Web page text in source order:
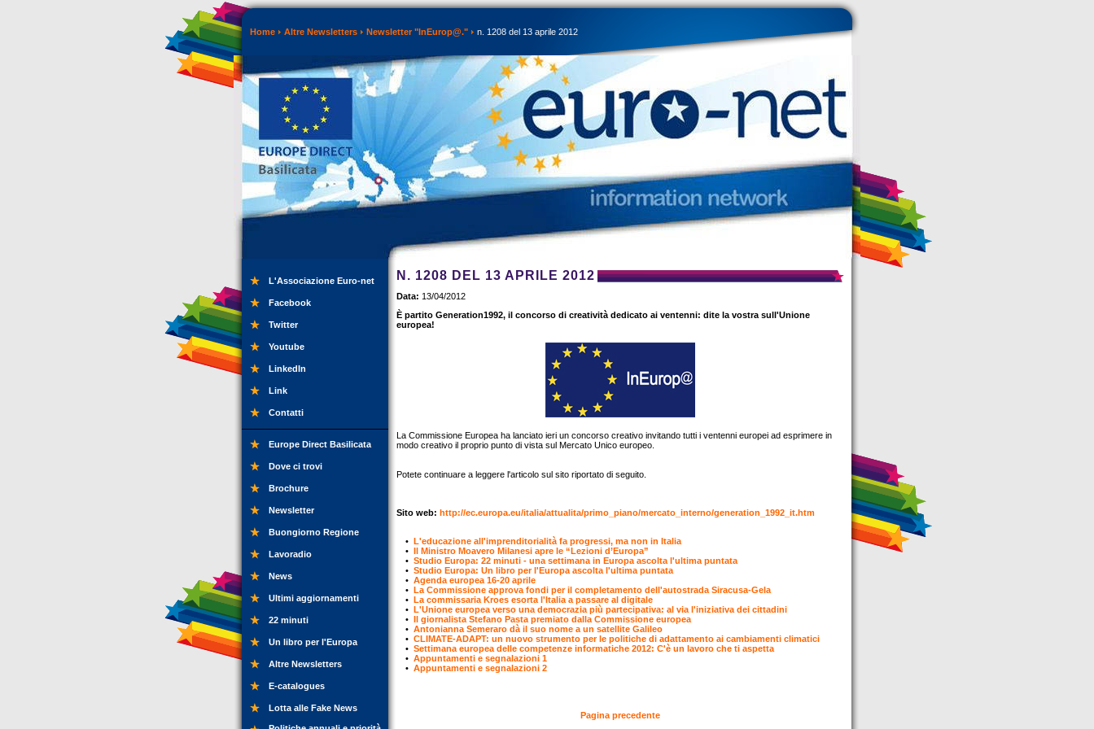
Home Altre Newsletters Newsletter "InEurop@." n. 1208 del 13 aprile 2012
L'Associazione Euro-net
Facebook
Twitter
Youtube
LinkedIn
Link
Contatti
Europe Direct Basilicata
Dove ci trovi
Brochure
Newsletter
Buongiorno Regione
Lavoradio
News
Ultimi aggiornamenti
22 minuti
Un libro per l'Europa
Altre Newsletters
E-catalogues
Lotta alle Fake News
N. 1208 DEL 13 APRILE 2012
Data: 13/04/2012
È partito Generation1992, il concorso di creatività dedicato ai ventenni: dite la vostra sull'Unione
europea!
La Commissione Europea ha lanciato ieri un concorso creativo invitando tutti i ventenni europei ad esprimere in
modo creativo il proprio punto di vista sul Mercato Unico europeo.
Potete continuare a leggere l'articolo sul sito riportato di seguito.
Sito web: http://ec.europa.eu/italia/attualita/primo_piano/mercato_interno/generation_1992_it.htm
• L'educazione all'imprenditorialità fa progressi, ma non in Italia
• Il Ministro Moavero Milanesi apre le “Lezioni d’Europa”
• Studio Europa: 22 minuti - una settimana in Europa ascolta l'ultima puntata
• Studio Europa: Un libro per l'Europa ascolta l'ultima puntata
• Agenda europea 16-20 aprile
• La Commissione approva fondi per il completamento dell'autostrada Siracusa-Gela
• La commissaria Kroes esorta l'Italia a passare al digitale
• L'Unione europea verso una democrazia più partecipativa: al via l'iniziativa dei cittadini
• Il giornalista Stefano Pasta premiato dalla Commissione europea
• Antonianna Semeraro dà il suo nome a un satellite Galileo
• CLIMATE-ADAPT: un nuovo strumento per le politiche di adattamento ai cambiamenti climatici
• Settimana europea delle competenze informatiche 2012: C'è un lavoro che ti aspetta
• Appuntamenti e segnalazioni 1
• Appuntamenti e segnalazioni 2
Pagina precedente